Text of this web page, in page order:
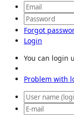
Forgot
Login
You can login
Problem with